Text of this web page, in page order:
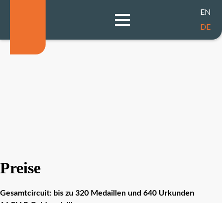
EN
DE
Preise
Gesamtcircuit: bis zu 320 Medaillen und 640 Urkunden